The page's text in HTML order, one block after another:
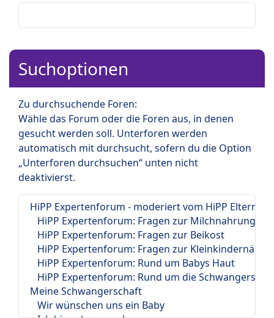
Suchoptionen
Zu durchsuchende Foren:
Wähle das Forum oder die Foren aus, in denen
gesucht werden soll. Unterforen werden
automatisch mit durchsucht, sofern du die Option
„Unterforen durchsuchen“ unten nicht
deaktivierst.